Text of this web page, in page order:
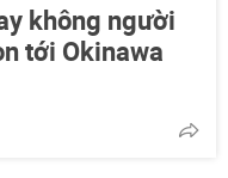
không người
tới Okinawa